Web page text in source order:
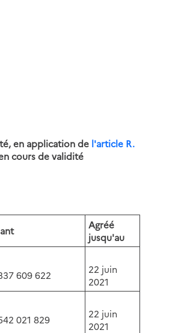
en application de l'article R.
cours de validité
Agréé
jusqu'au
609 622
22 juin
2021
021 829
22 juin
2021